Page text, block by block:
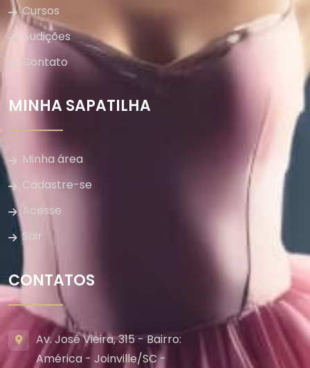
Cursos
Audições
Contato
MINHA SAPATILHA
Minha área
Cadastre-se
Acesse
Sair
CONTATOS
Av. José Vieira, 315 - Bairro:
América - Joinville/SC -